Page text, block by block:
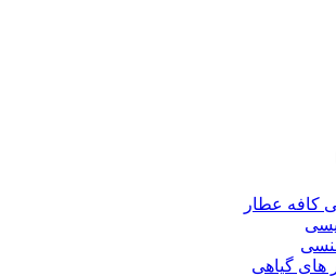
کافه عطار
های گیاهی